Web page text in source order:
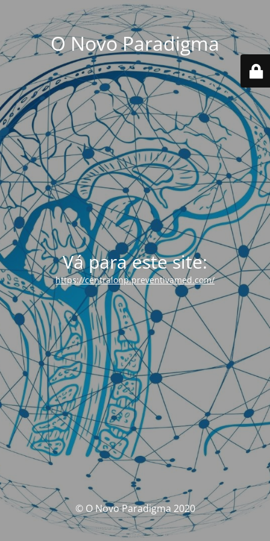
O Novo Paradigma
Vá para este site:
https://centralonp.preventivamed.com/
© O Novo Paradigma 2020